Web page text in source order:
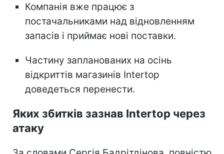
Компанія вже працює з
постачальниками над відновленням
запасів і приймає нові поставки.
Частину запланованих на осінь
відкриттів магазинів Intertop
доведеться перенести.
Яких збитків зазнав Intertop через
атаку